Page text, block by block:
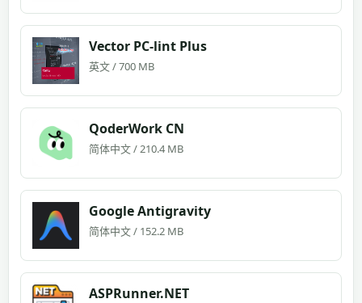
Vector PC-lint Plus
英文 / 700 MB
QoderWork CN
简体中文 / 210.4 MB
Google Antigravity
简体中文 / 152.2 MB
ASPRunner.NET